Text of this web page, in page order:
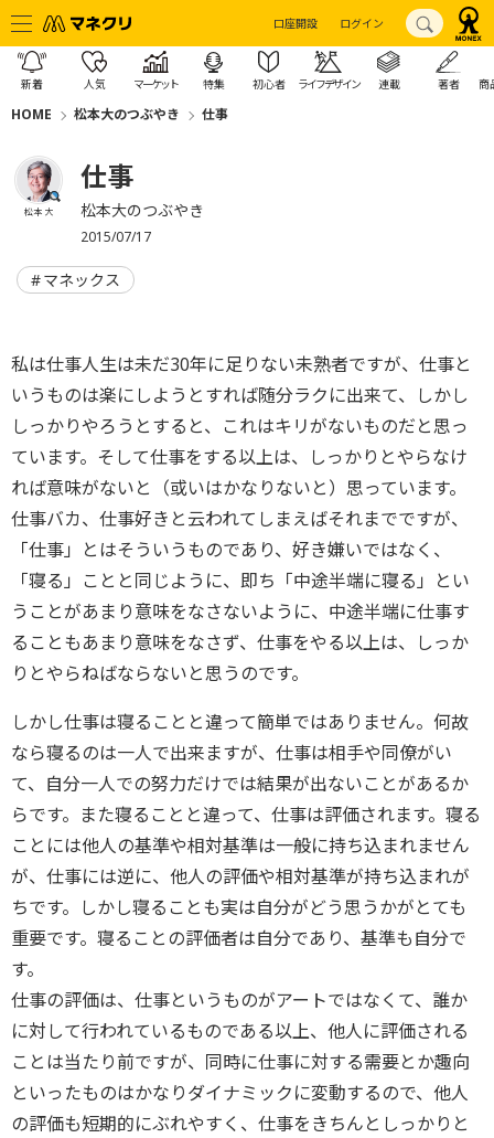
口座開設 ログイン
新着 人気 マーケット 特集 初心者 ライフデザイン 連載 著者 商
HOME 松本大のつぶやき 仕事
松本 大
仕事
松本大のつぶやき
2015/07/17
マネックス
私は仕事人生は未だ30年に足りない未熟者ですが、仕事と
いうものは楽にしようとすれば随分ラクに出来て、しかし
しっかりやろうとすると、これはキリがないものだと思っ
ています。そして仕事をする以上は、しっかりとやらなけ
れば意味がないと（或いはかなりないと）思っています。
仕事バカ、仕事好きと云われてしまえばそれまでですが、
「仕事」とはそういうものであり、好き嫌いではなく、
「寝る」ことと同じように、即ち「中途半端に寝る」とい
うことがあまり意味をなさないように、中途半端に仕事す
ることもあまり意味をなさず、仕事をやる以上は、しっか
りとやらねばならないと思うのです。
しかし仕事は寝ることと違って簡単ではありません。何故
なら寝るのは一人で出来ますが、仕事は相手や同僚がい
て、自分一人での努力だけでは結果が出ないことがあるか
らです。また寝ることと違って、仕事は評価されます。寝る
ことには他人の基準や相対基準は一般に持ち込まれません
が、仕事には逆に、他人の評価や相対基準が持ち込まれが
ちです。しかし寝ることも実は自分がどう思うかがとても
重要です。寝ることの評価者は自分であり、基準も自分で
す。
仕事の評価は、仕事というものがアートではなくて、誰か
に対して行われているものである以上、他人に評価される
ことは当たり前ですが、同時に仕事に対する需要とか趣向
といったものはかなりダイナミックに変動するので、他人
の評価も短期的にぶれやすく、仕事をきちんとしっかりと